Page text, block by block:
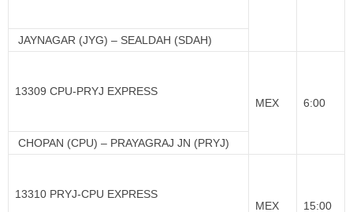
JAYNAGAR (JYG) – SEALDAH (SDAH)
13309 CPU-PRYJ EXPRESS
MEX
6:00
CHOPAN (CPU) – PRAYAGRAJ JN (PRYJ)
13310 PRYJ-CPU EXPRESS
MEX
15:00